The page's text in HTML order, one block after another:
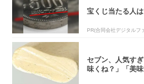
宝くじ当たる人
PR(合同会社デジタルフ
セブン、人気す
味くね？」「美